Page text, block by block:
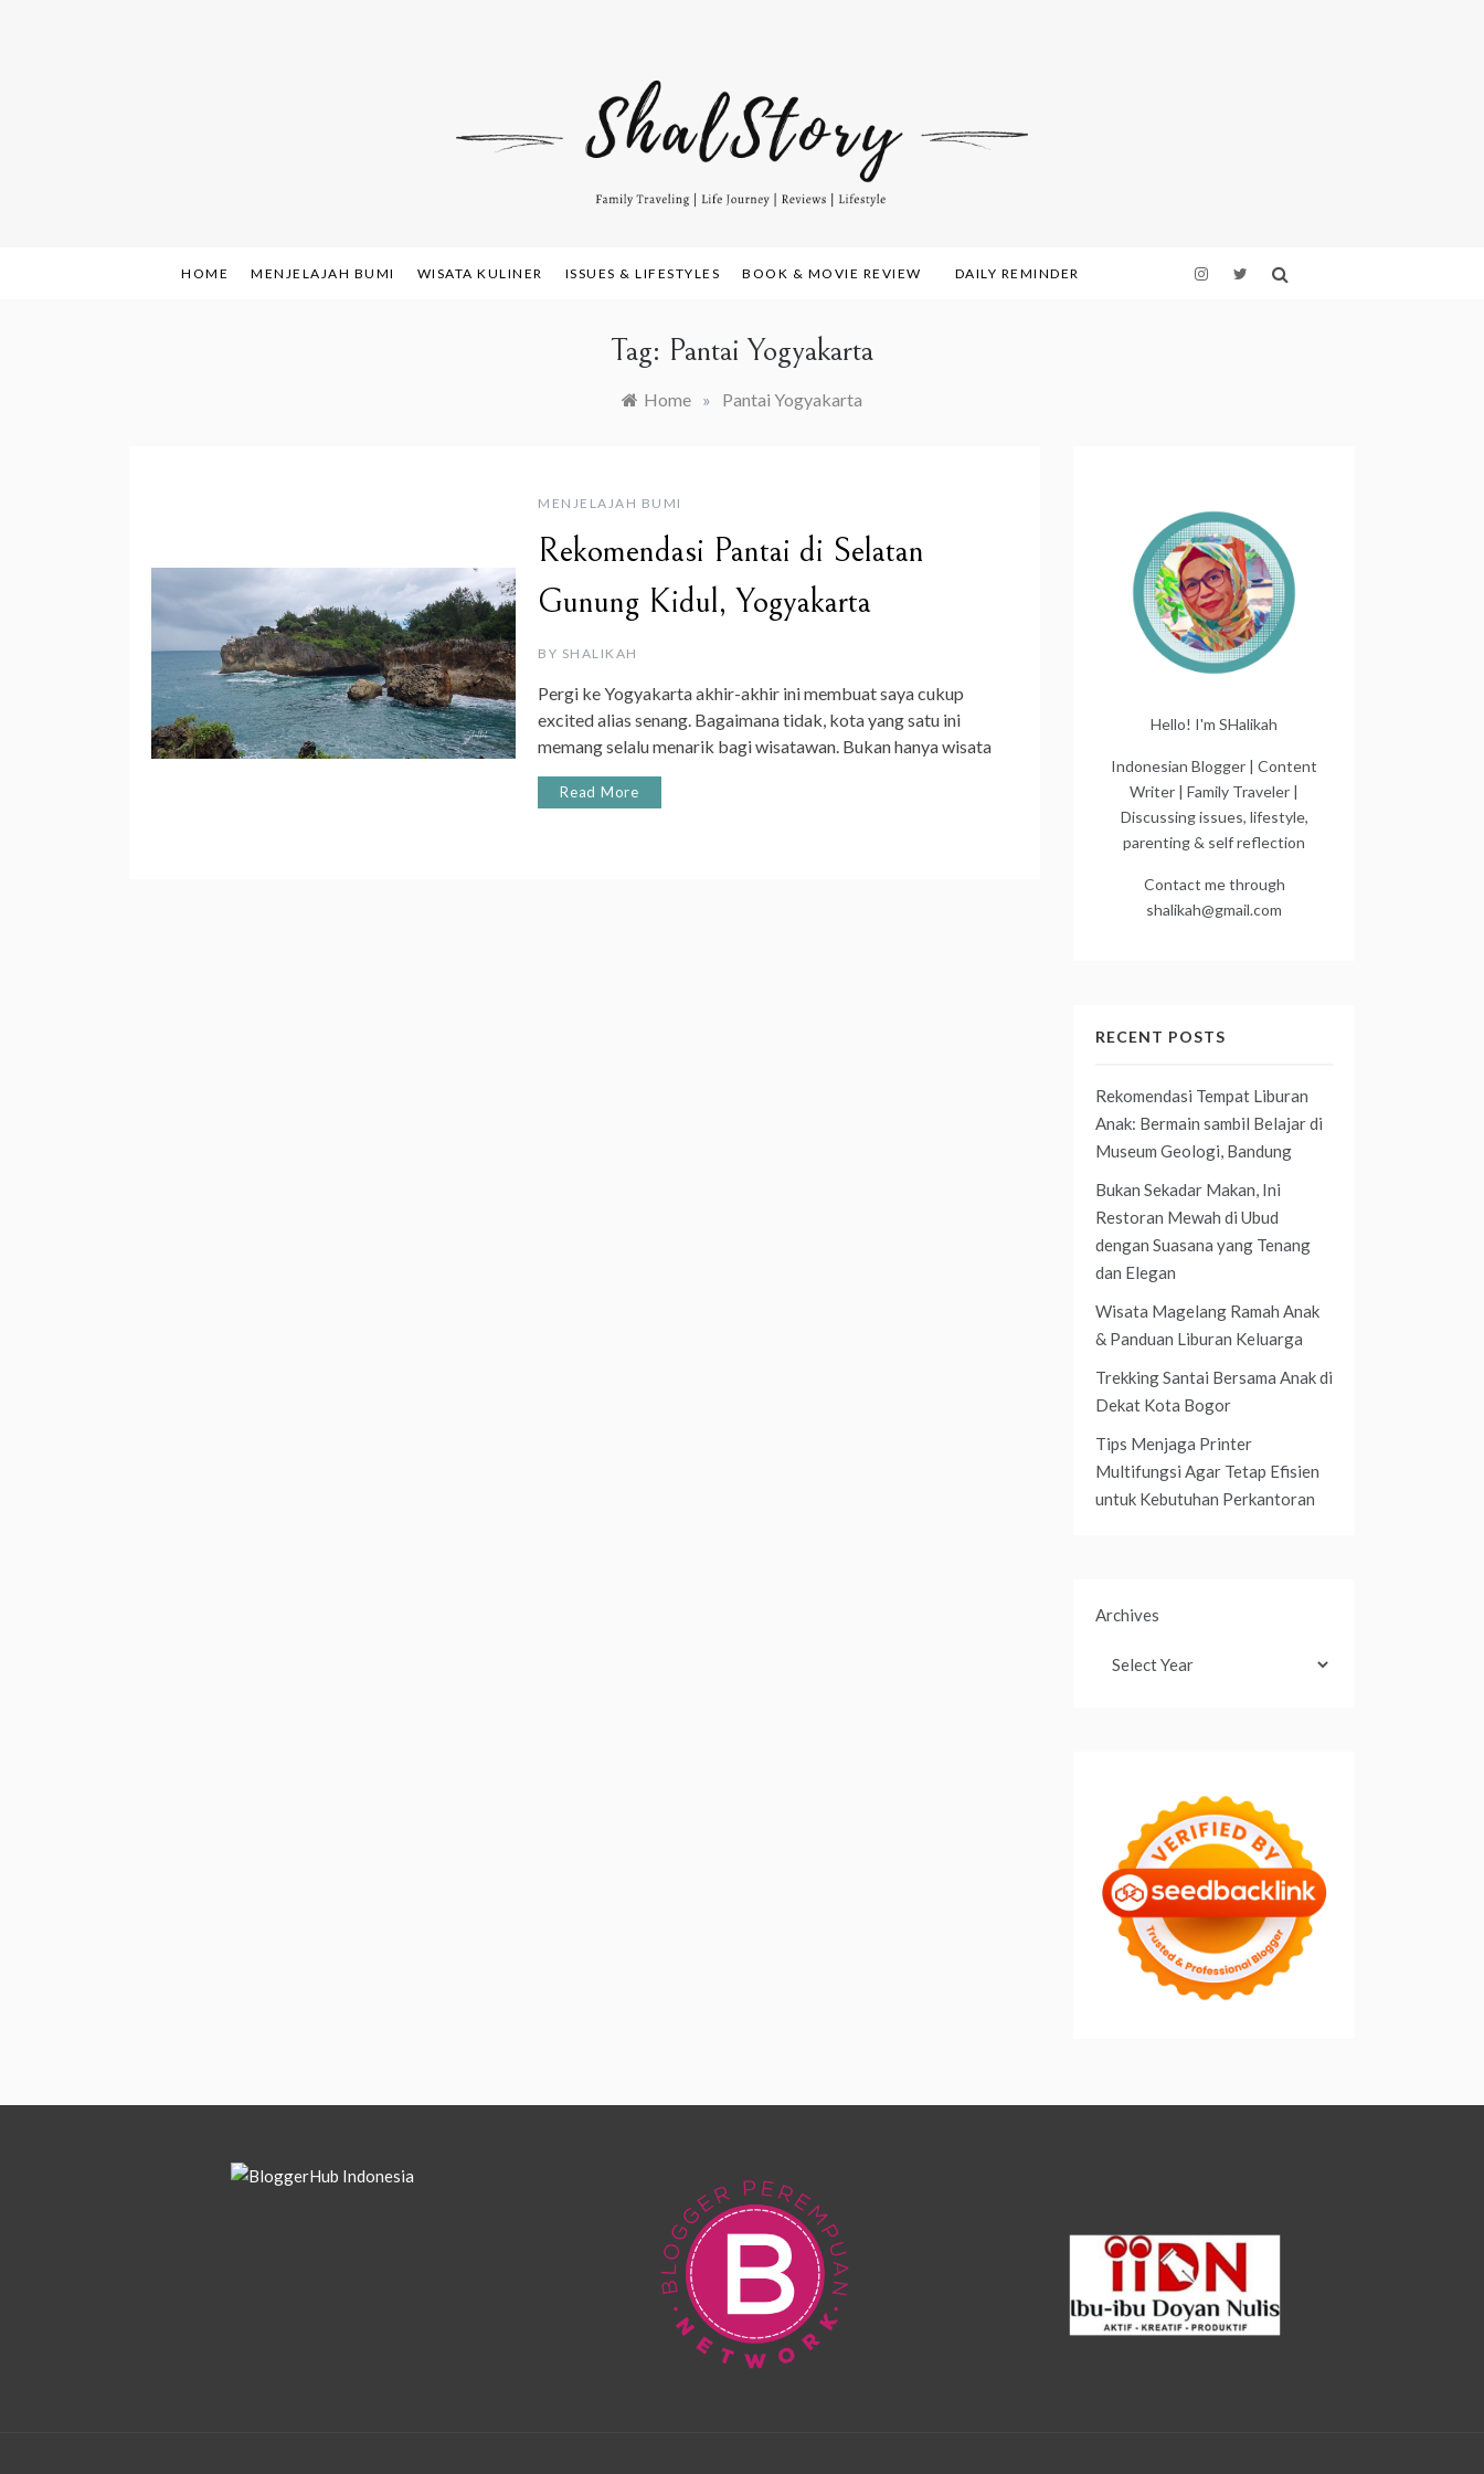
www.shalstory.com
Indonesian Blog: Family Travelling, Life Journey, Reviews, and Lifestyle
HOME MENJELAJAH BUMI WISATA KULINER ISSUES & LIFESTYLES BOOK & MOVIE REVIEW DAILY REMINDER
Tag: Pantai Yogyakarta
Home » Pantai Yogyakarta
MENJELAJAH BUMI
Rekomendasi Pantai di Selatan
Gunung Kidul, Yogyakarta
BY SHALIKAH
Pergi ke Yogyakarta akhir-akhir ini membuat saya cukup
excited alias senang. Bagaimana tidak, kota yang satu ini
memang selalu menarik bagi wisatawan. Bukan hanya wisata
Read More
Hello! I'm SHalikah
Indonesian Blogger | Content
Writer | Family Traveler |
Discussing issues, lifestyle,
parenting & self reflection
Contact me through
shalikah@gmail.com
RECENT POSTS
Rekomendasi Tempat Liburan
Anak: Bermain sambil Belajar di
Museum Geologi, Bandung
Bukan Sekadar Makan, Ini
Restoran Mewah di Ubud
dengan Suasana yang Tenang
dan Elegan
Wisata Magelang Ramah Anak
& Panduan Liburan Keluarga
Trekking Santai Bersama Anak di
Dekat Kota Bogor
Tips Menjaga Printer
Multifungsi Agar Tetap Efisien
untuk Kebutuhan Perkantoran
Archives